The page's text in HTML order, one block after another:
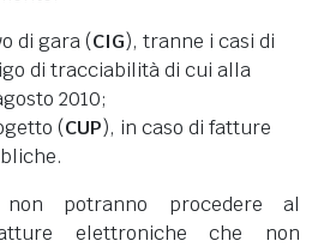
di gara (CIG), tranne i casi di
di tracciabilità di cui alla
2010;
(CUP), in caso di fatture
non potranno procedere al
elettroniche che non